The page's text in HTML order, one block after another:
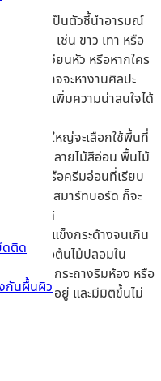
ดติด
กันผื้นผิว
ดฉาดจะเป็นตัวชี้นำอารมณ์
ป็นกลาง เช่น ขาว เทา หรือ
า ไม่น่าเวียนหัว หรือหากใคร
หนึ่ง ก็อาจจะหางานศิลปะ
างไว้เพื่อเพิ่มความน่าสนใจได้
อลส่วนใหญ่จะเลือกใช้พื้นที่
เบื้องยางลายไม้สีอ่อน พื้นไม้
งสีขาว หรือครีมอ่อนที่เรียบ
ปซั่ม หรือสมาร์ทบอร์ด ก็จะ
มากขึ้นได้
ห้บ้านดูไม่แข็งกระด้างจนเกิน
ม้จริง หรือต้นไม้ปลอมใน
งของ ในกระถางริมห้อง หรือ
ห้ห้องดูน่าอยู่ และมีมิติขึ้นไม่